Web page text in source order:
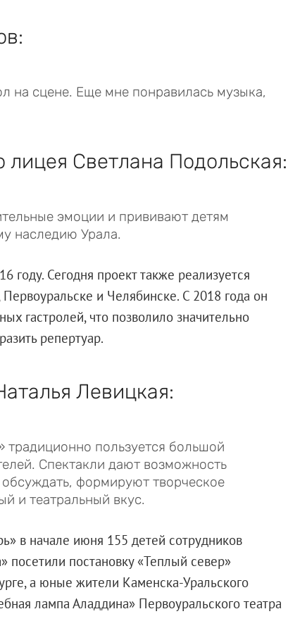
на сцене. Еще мне понравилась музыка,
лицея Светлана Подольская:
эмоции и прививают детям
наследию Урала.
году. Сегодня проект также реализуется
и Челябинске. С 2018 года он
гастролей, что позволило значительно
репертуар.
Левицкая:
традиционно пользуется большой
Спектакли дают возможность
формируют творческое
и театральный вкус.
в начале июня 155 детей сотрудников
постановку «Теплый север»
а юные жители Каменска-Уральского
лампа Аладдина» Первоуральского театра